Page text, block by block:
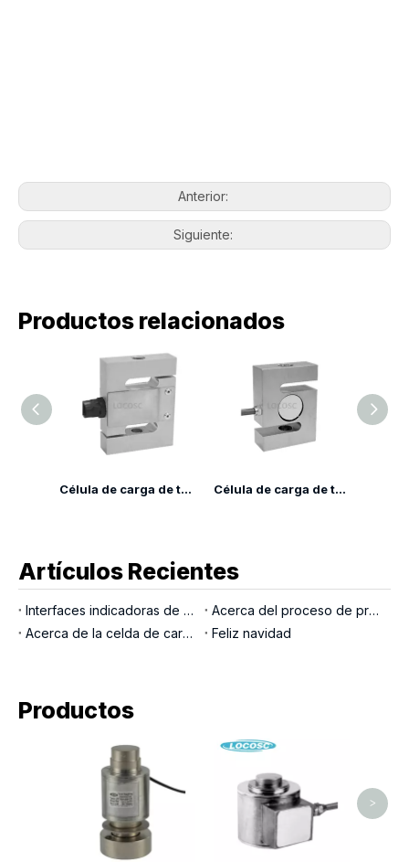
Anterior:
Siguiente:
Productos relacionados
Célula de carga de tensión de grúa de acero aleado LP7144 Célula de carga de tensión de grúa de acero de aleación LP7143
Artículos Recientes
Interfaces indicadoras de pesaje
Acerca del proceso de producción LOCOSC para básculas, células de carga e indicadores
Acerca de la celda de carga del pasador de carga
Feliz navidad
Productos
>